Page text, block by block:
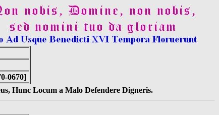
0670]
Hunc Locum a Malo Defendere Digneris.